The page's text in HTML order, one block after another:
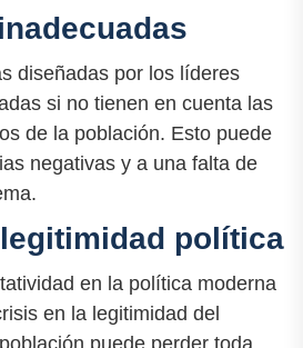
diseñadas por los líderes
si no tienen en cuenta las
de la población. Esto puede
negativas y a una falta de
política
en la política moderna
en la legitimidad del
puede perder toda